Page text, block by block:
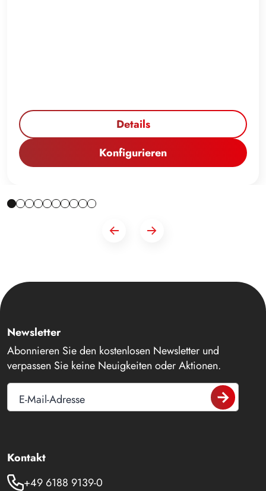
Details
Konfigurieren
Newsletter
Abonnieren Sie den kostenlosen Newsletter und
verpassen Sie keine Neuigkeiten oder Aktionen.
E-Mail-Adresse
Kontakt
+49 6188 9139-0